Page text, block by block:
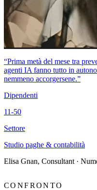
“Prima metà del mese tra
agenti IA fanno tutto in
nemmeno accorgersene.”
Dipendenti
11-50
Settore
Studio paghe & contabilità
Elisa Gnan, Consultant ·
CONFRONTO